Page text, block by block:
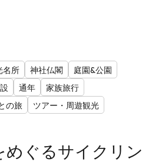
名所 神社仏閣
庭園&公園
通年
家族旅行
の旅
ツアー・周遊観光
めぐるサイクリン